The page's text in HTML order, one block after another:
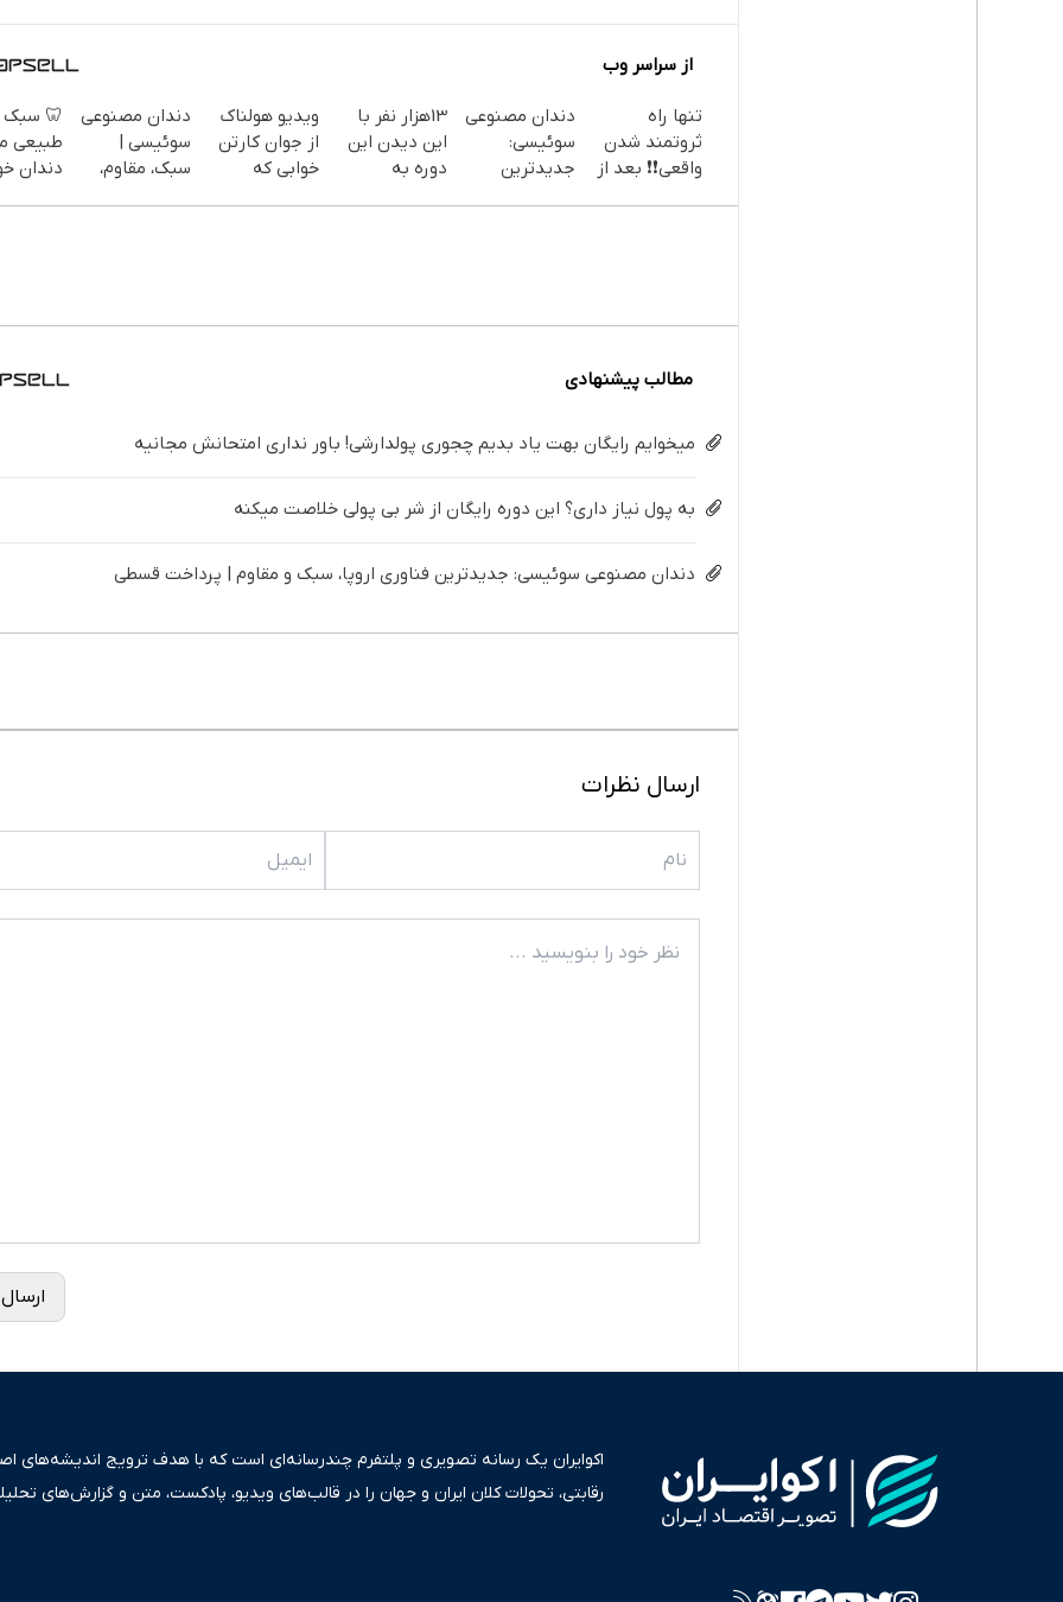
از سراسر وب
تنها راه
ثروتمند شدن
واقعی❗❗ بعد از
دندان مصنوعی
سوئیسی:
جدیدترین
13هزار نفر با
این دیدن این
دوره به
ویدیو هولناک
از جوان کارتن
خوابی که
دندان مصنوعی
سوئیسی |
سبک، مقاوم،
🦷 سبک
طبیعی
دندان
مطالب پیشنهادی
میخوایم رایگان بهت یاد بدیم چجوری پولدارشی! باور نداری امتحانش مجانیه
به پول نیاز داری؟ این دوره رایگان از شر بی پولی خلاصت میکنه
دندان مصنوعی سوئیسی: جدیدترین فناوری اروپا، سبک و مقاوم | پرداخت قسطی
ارسال نظرات
اکوایران یک رسانه تصویری و پلتفرم چندرسانه‌ای است که با هدف ترویج اندیشه‌های
رقابتی، تحولات کلان ایران و جهان را در قالب‌های ویدیو، پادکست، متن و گزارش‌های